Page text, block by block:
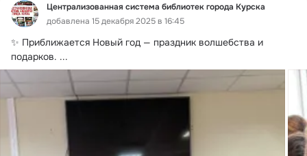
Централизованная система библиотек города Курска
добавлена 15 декабря 2025 в 16:45
✨ Приближается Новый год — праздник волшебства и
подарков. ...